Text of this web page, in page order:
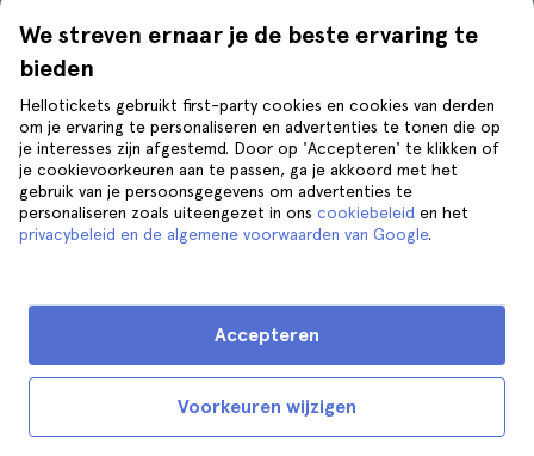
heel anders is dan in GenuaofPisa .
Bovendien onderscheidt La Spezia zich op
culinair gebied door de uitstekende
combinatie van de smaken die direct
afkomstig zijn van de landbouwproductie van
de regio met de maritieme smaken die
van dit deel van Ligurië is geworden,
We streven ernaar je de beste ervaring te
bieden
Hellotickets gebruikt first-party cookies en cookies van derden
om je ervaring te personaliseren en advertenties te tonen die op
je interesses zijn afgestemd. Door op 'Accepteren' te klikken of
je cookievoorkeuren aan te passen, ga je akkoord met het
gebruik van je persoonsgegevens om advertenties te
personaliseren zoals uiteengezet in ons cookiebeleid en het
privacybeleid en de algemene voorwaarden van Google.
Voorkeuren wijzigen
Accepteren